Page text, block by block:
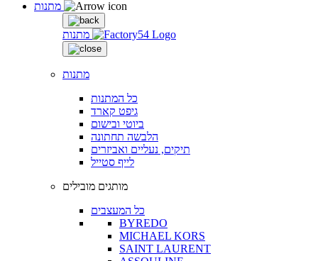
מתנות
מתנות
כל המתנות
גיפט קארד
ביוטי ובישום
הלבשה תחתונה
תיקים, נעליים ואביזרים
לייף סטייל
מותגים מובילים
כל המעצבים
BYREDO
MICHAEL KORS
SAINT LAURENT